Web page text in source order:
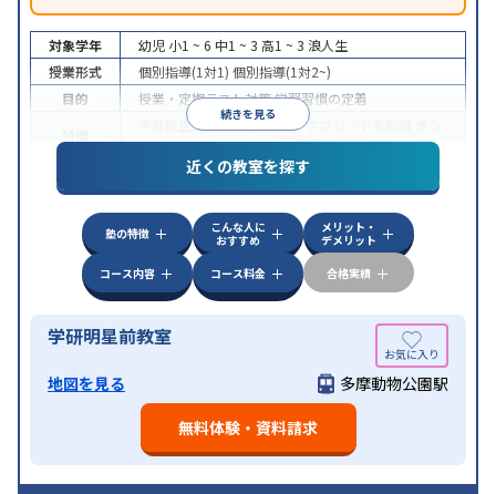
続きを見る
対象学年 幼児 小1 ~ 6 中1 ~ 3 高1 ~ 3 浪人生
授業形式
個別指導(1対1) 個別指導(1対2~)
目的
授業・定期テスト対策学習習慣の定着
不登校生に対応学習にPC・タブレットを利用
ライン対応
近くの教室を探す
塾の特徴
こんな人に
おすすめ
メリット・
デメリット
コース内容
コース料金 合格実績
学研明星前教室
地図を見る
多摩動物公園駅
無料体験・資料請求